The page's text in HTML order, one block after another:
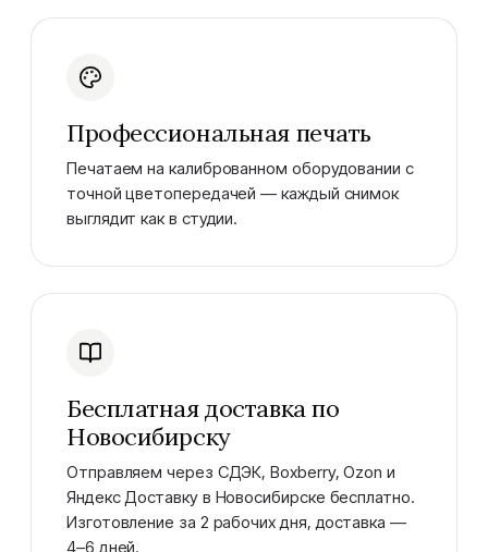
Профессиональная печать
Печатаем на калиброванном оборудовании с
точной цветопередачей — каждый снимок
выглядит как в студии.
Бесплатная доставка по
Новосибирску
Отправляем через СДЭК, Boxberry, Ozon и
Яндекс Доставку в Новосибирске бесплатно.
Изготовление за 2 рабочих дня, доставка —
4–6 дней.